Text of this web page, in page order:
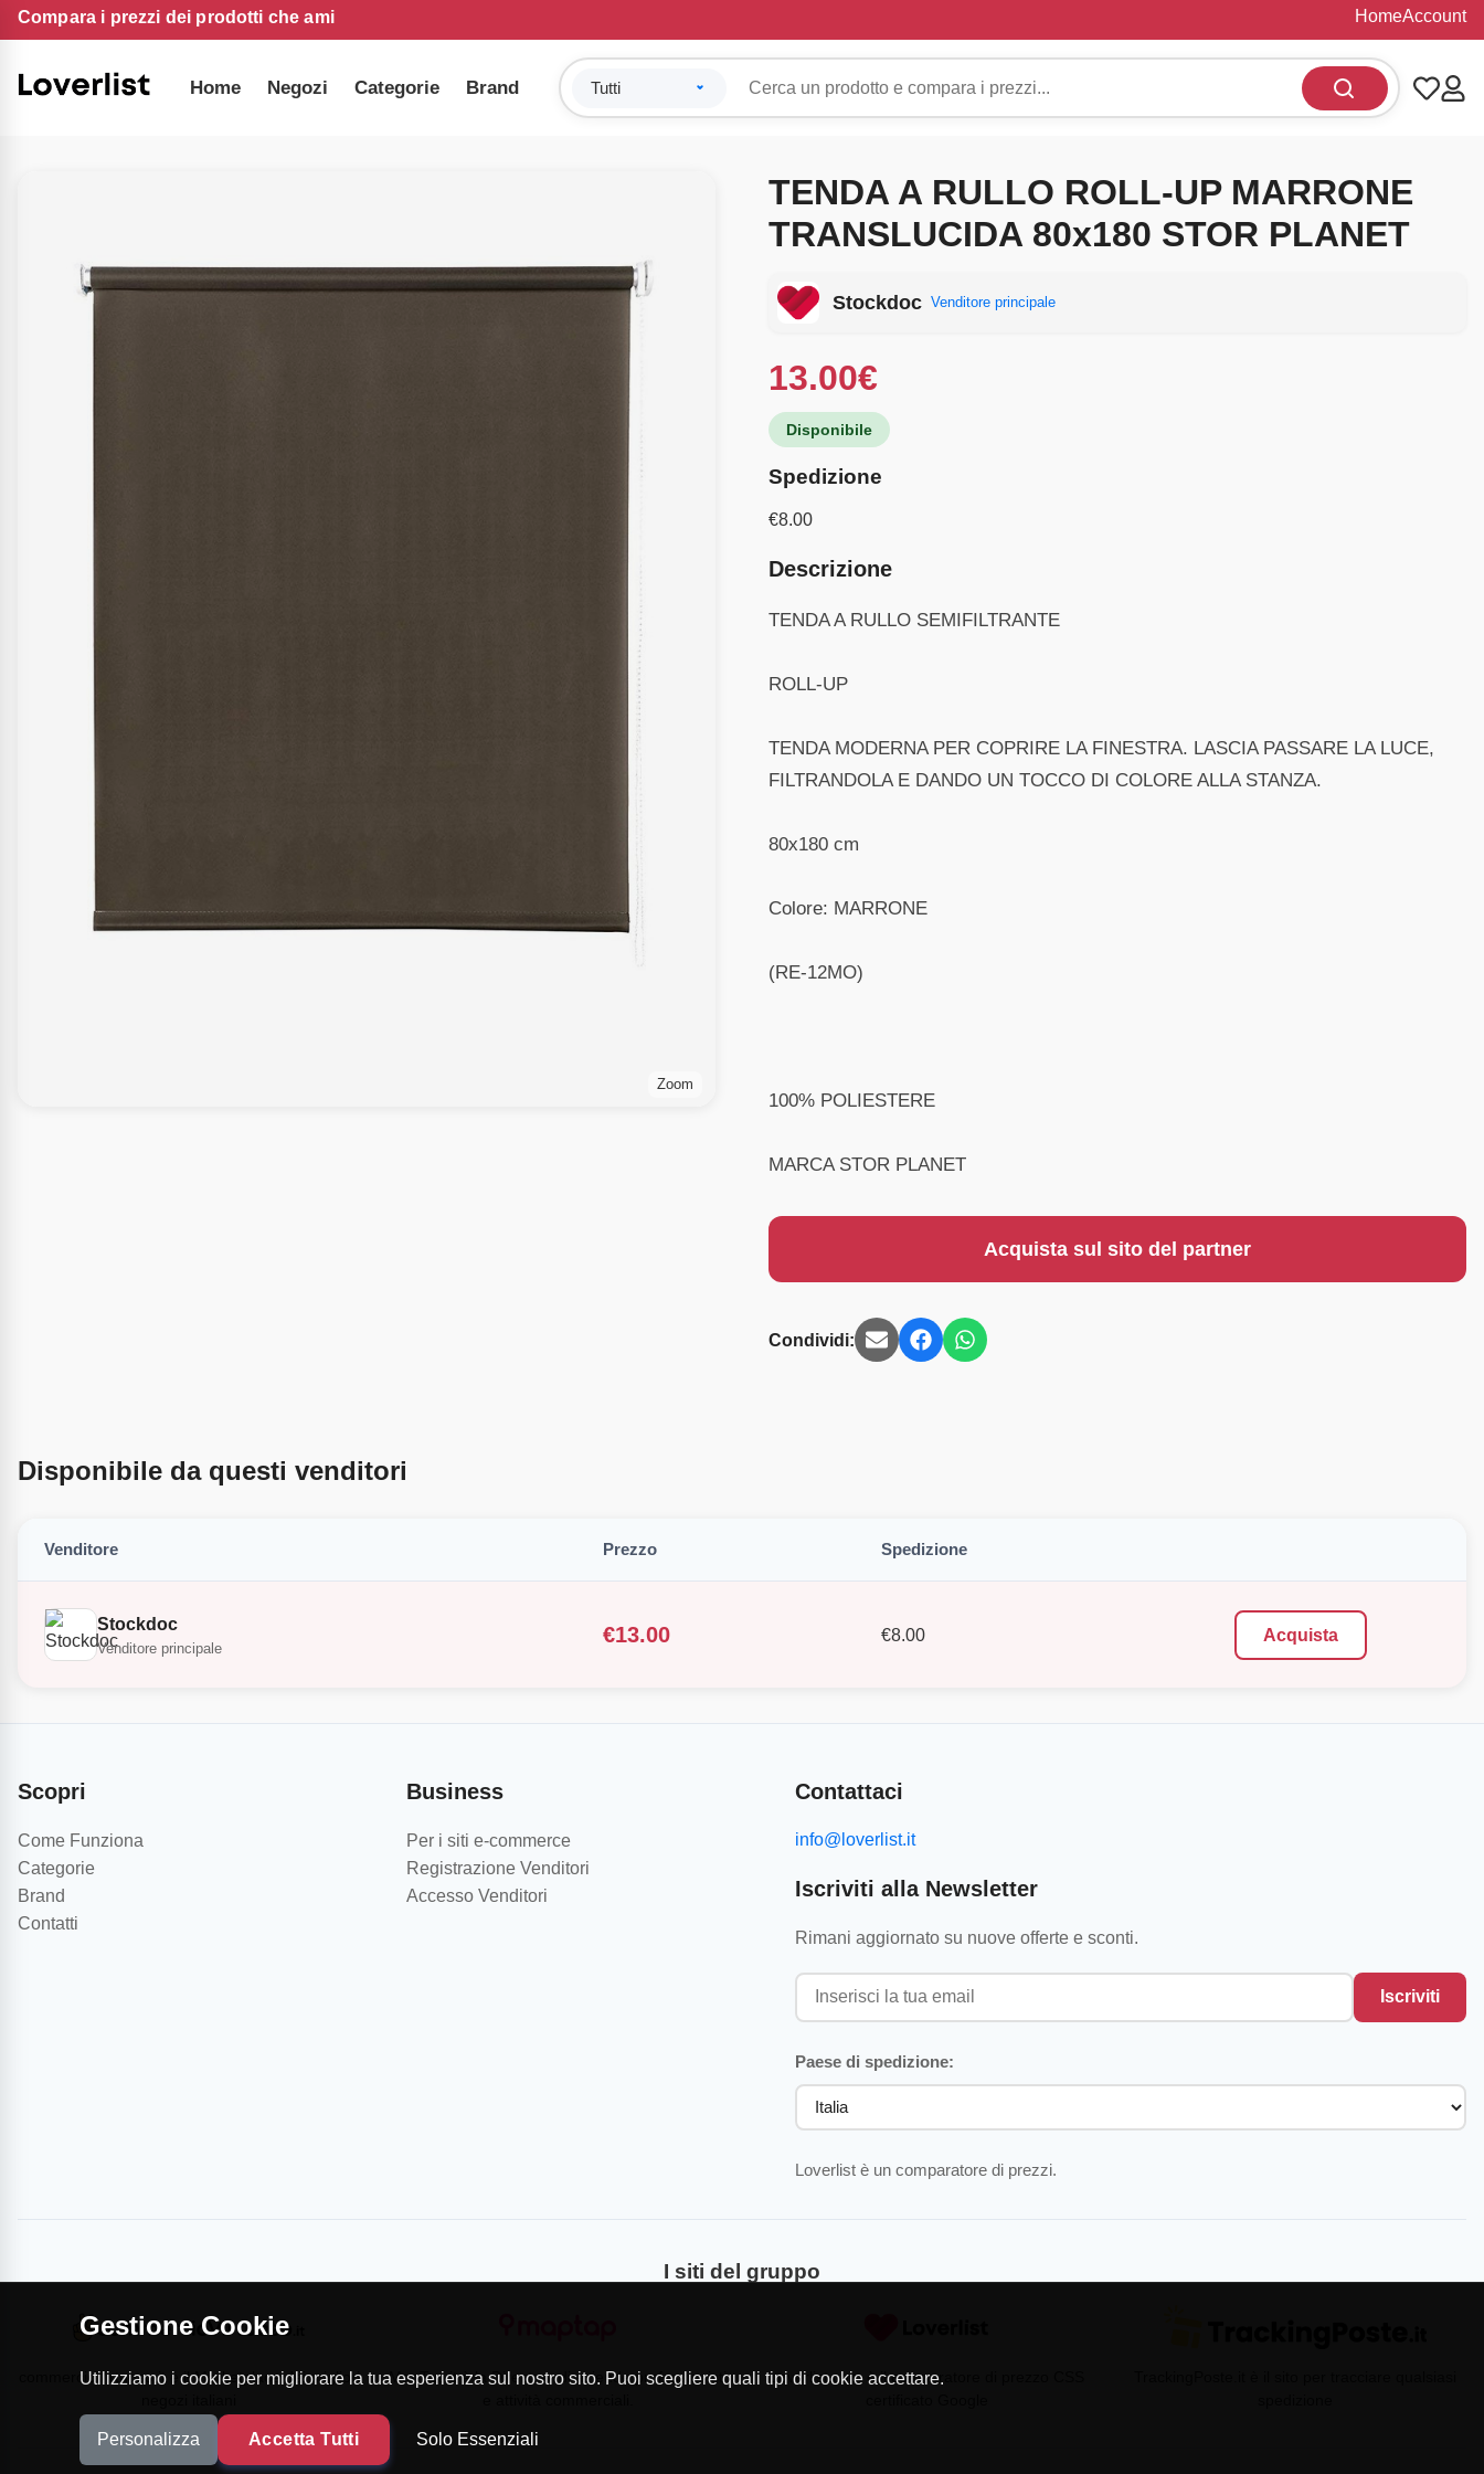
Compara i prezzi dei prodotti che ami HomeAccount
Home Negozi Categorie Brand
Zoom
TENDA A RULLO ROLL-UP MARRONE
TRANSLUCIDA 80x180 STOR PLANET
Stockdoc Venditore principale
13.00€
Disponibile
Spedizione
€8.00
Descrizione
TENDA A RULLO SEMIFILTRANTE
ROLL-UP
TENDA MODERNA PER COPRIRE LA FINESTRA. LASCIA PASSARE LA LUCE,
FILTRANDOLA E DANDO UN TOCCO DI COLORE ALLA STANZA.
80x180 cm
Colore: MARRONE
(RE-12MO)
100% POLIESTERE
MARCA STOR PLANET
Acquista sul sito del partner
Condividi:
Disponibile da questi venditori
Venditore Prezzo Spedizione
Stockdoc
Venditore principale
€13.00 €8.00 Acquista
Scopri
Come Funziona
Categorie
Brand
Contatti
Business
Per i siti e-commerce
Registrazione Venditori
Accesso Venditori
Contattaci
info@loverlist.it
Iscriviti alla Newsletter
Rimani aggiornato su nuove offerte e sconti.
Iscriviti
Paese di spedizione:
Loverlist è un comparatore di prezzi.
I siti del gruppo
commercioVirtuoso.it è il Marketplace dei migliori
MapTap.it è la Directory di aziende professionisti
Loverlist.com è il comparatore di prezzo CSS
Gestione Cookie
Utilizziamo i cookie per migliorare la tua esperienza sul nostro sito. Puoi scegliere quali tipi di cookie accettare.
Personalizza Accetta Tutti Solo Essenziali